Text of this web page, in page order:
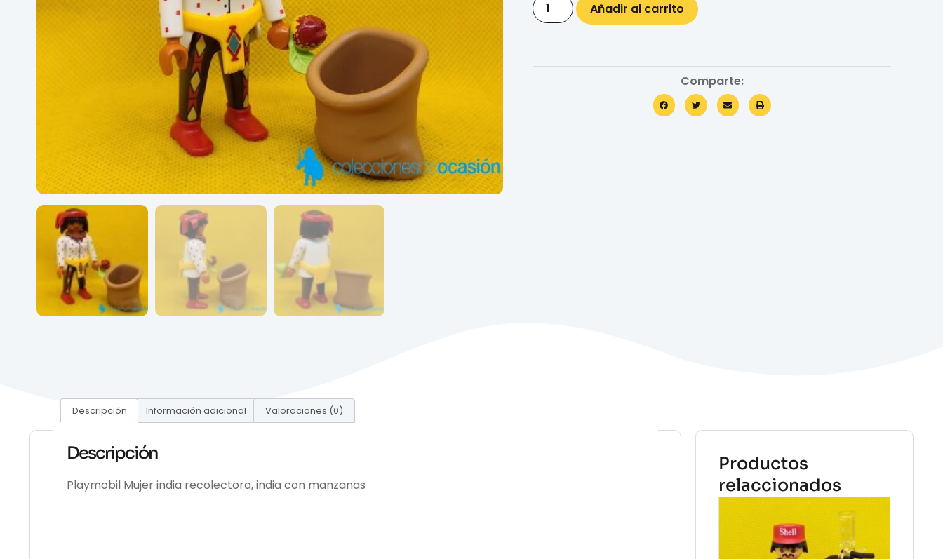
Añadir al carrito
Comparte:
Descripción Información adicional Valoraciones (0)
Descripción
Playmobil Mujer india recolectora, india con manzanas
Productos
relaccionados